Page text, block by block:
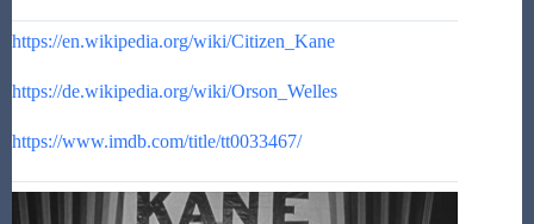
https://en.wikipedia.org/wiki/Citizen_Kane
https://de.wikipedia.org/wiki/Orson_Welles
https://www.imdb.com/title/tt0033467/